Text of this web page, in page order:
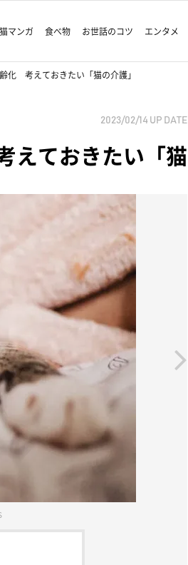
猫マンガ 食べ物 お世話のコツ エンタメ
化 考えておきたい「猫の介護」
2023/02/14 UP DATE
えておきたい「猫